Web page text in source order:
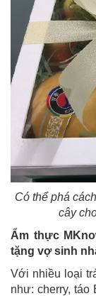
Có thể phá
cây
Ẩm thực
tặng vợ sinh
Với nhiều loại
như: cherry, táo